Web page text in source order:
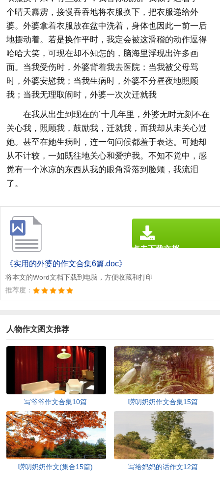
个晴天霹雳，接慢吞吞地将衣服换下，把衣服递给外
婆。外婆拿着衣服放在盆中洗着，身体也因此一前一后
地摆动着。若是换作平时，我定会被这滑稽的动作逗得
哈哈大笑，可现在却不知怎的，脑海里浮现出许多画
面。当我受伤时，外婆背着我去医院；当我被父母骂
时，外婆安慰我；当我生病时，外婆不分昼夜地照顾
我；当我无理取闹时，外婆一次次迁就我
在我从出生到现在的`十几年里，外婆无时无刻不在
关心我，照顾我，鼓励我，迁就我，而我却从未关心过
她。甚至在她生病时，连一句问候都羞于表达。可她却
从不计较，一如既往地关心和爱护我。不知不觉中，感
觉有一个冰凉的东西从我的眼角滑落到脸颊，我流泪
了。
《实用的外婆的作文合集6篇.doc》
将本文的Word文档下载到电脑，方便收藏和打印
推荐度：
点击下载文档
人物作文图文推荐
写爷爷作文合集10篇 唠叨奶奶作文合集15篇
唠叨奶奶作文(集合15篇) 写给妈妈的话作文12篇